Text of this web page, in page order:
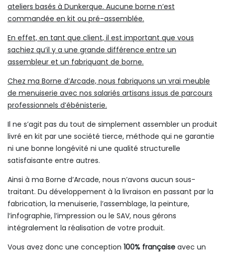
ateliers basés à Dunkerque. Aucune borne n’est
commandée en kit ou pré-assemblée.
En effet, en tant que client, il est important que vous
sachiez qu’il y a une grande différence entre un
assembleur et un fabriquant de borne.
Chez ma Borne d’Arcade, nous fabriquons un vrai meuble
de menuiserie avec nos salariés artisans issus de parcours
professionnels d’ébénisterie.
Il ne s’agit pas du tout de simplement assembler un produit
livré en kit par une société tierce, méthode qui ne garantie
ni une bonne longévité ni une qualité structurelle
satisfaisante entre autres.
Ainsi à ma Borne d’Arcade, nous n’avons aucun sous-
traitant. Du développement à la livraison en passant par la
fabrication, la menuiserie, l’assemblage, la peinture,
l’infographie, l’impression ou le SAV, nous gérons
intégralement la réalisation de votre produit.
Vous avez donc une conception 100% française avec un